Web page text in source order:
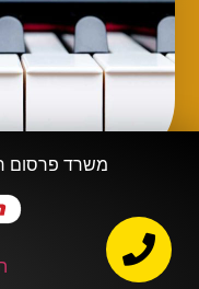
משרד פרסום